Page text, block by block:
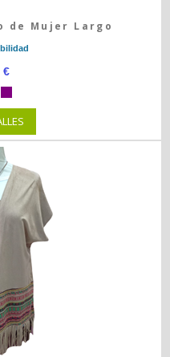
de Mujer Largo
€